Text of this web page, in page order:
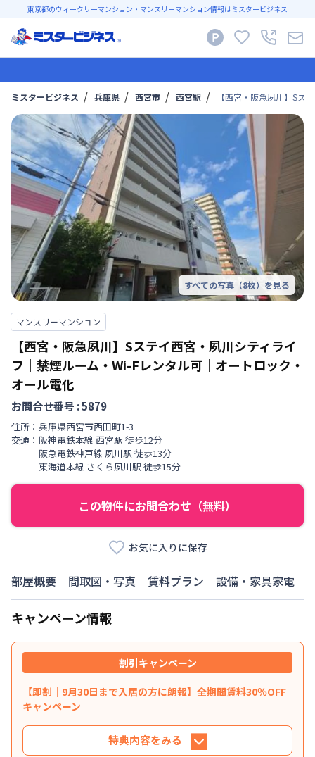
東京都のウィークリーマンション・マンスリーマンション情報はミスタービジネス
ミスタービジネス 兵庫県 西宮市 西宮駅 【西宮・阪急夙川】Sス
すべての写真（8枚）を見る
マンスリーマンション
【西宮・阪急夙川】Sステイ西宮・夙川シティライ
フ｜禁煙ルーム・Wi-Fレンタル可｜オートロック・
オール電化
お問合せ番号 :5879
住所： 兵庫県西宮市西田町1-3
交通： 阪神電鉄本線 西宮駅 徒歩12分
阪急電鉄神戸線 夙川駅 徒歩13分
東海道本線 さくら夙川駅 徒歩15分
この物件にお問合わせ（無料）
お気に入りに保存
部屋概要 間取図・写真 賃料プラン 設備・家具家電
キャンペーン情報
割引キャンペーン
【即割｜9月30日まで入居の方に朗報】全期間賃料30％OFF
キャンペーン
特典内容をみる